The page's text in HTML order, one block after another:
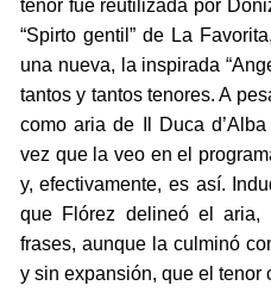
tenor fue reutilizada por
“Spirto gentil” de La
una nueva, la inspirada
tantos y tantos tenores. A
como aria de Il Duca
vez que la veo en el
y, efectivamente, es así.
que Flórez delineó el aria,
frases, aunque la culminó
y sin expansión, que el tenor